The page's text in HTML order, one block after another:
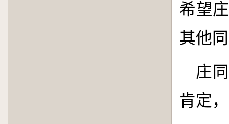
希望
其他
庄
肯定